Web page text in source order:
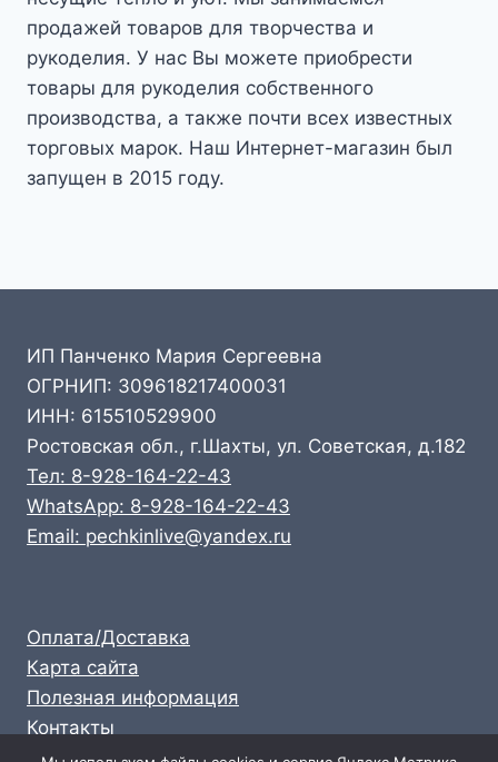
продажей товаров для творчества и
рукоделия. У нас Вы можете приобрести
товары для рукоделия собственного
производства, а также почти всех известных
торговых марок. Наш Интернет-магазин был
запущен в 2015 году.
ИП Панченко Мария Сергеевна
ОГРНИП: 309618217400031
ИНН: 615510529900
Ростовская обл., г.Шахты, ул. Советская, д.182
Тел: 8-928-164-22-43
WhatsApp: 8-928-164-22-43
Email: pechkinlive@yandex.ru
Оплата/Доставка
Карта сайта
Полезная информация
Контакты
Личный кабинет